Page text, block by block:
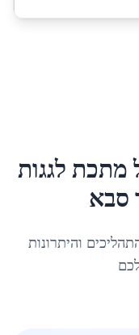
מתכת לגגות
סבא
והיתרונות